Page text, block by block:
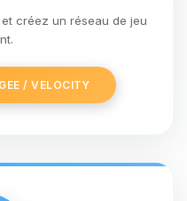
créez un réseau de jeu
/ VELOCITY
pour me
Dis-moi ce dont